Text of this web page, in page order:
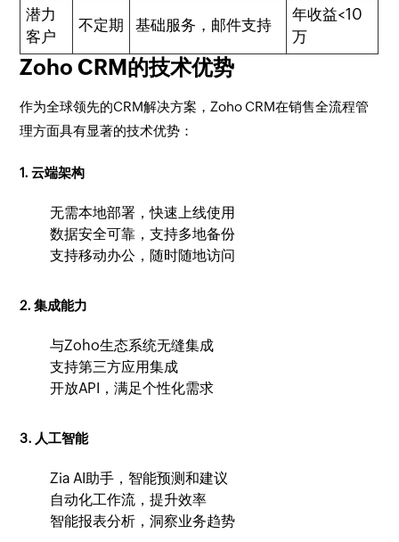
潜力
客户
不定期 基础服务，邮件支持
年收益<10
万
Zoho CRM的技术优势
作为全球领先的CRM解决方案，Zoho CRM在销售全流程管
理方面具有显著的技术优势：
1. 云端架构
无需本地部署，快速上线使用
数据安全可靠，支持多地备份
支持移动办公，随时随地访问
2. 集成能力
与Zoho生态系统无缝集成
支持第三方应用集成
开放API，满足个性化需求
3. 人工智能
Zia AI助手，智能预测和建议
自动化工作流，提升效率
智能报表分析，洞察业务趋势